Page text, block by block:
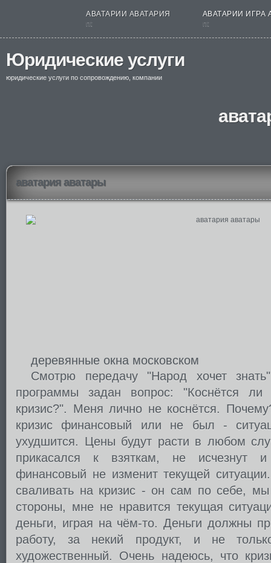
АВАТАРИИ АВАТАРИЯ
nt
АВАТАРИИ ИГРА
nt
Юридические услуги
юридические услуги по сопровождению, компании
аватария аватары
деревянные окна московском
Смотрю передачу "Народ хочет
программы задан вопрос: "Коснётся
кризис?". Меня лично не коснётся.
кризис финансовый или не был -
ухудшится. Цены будут расти в любом
прикасался к взяткам, не исчезнут
финансовый не изменит текущей
сваливать на кризис - он сам по себе,
стороны, мне не нравится текущая
деньги, играя на чём-то. Деньги должны
работу, за некий продукт, и не
художественный. Очень надеюсь, что